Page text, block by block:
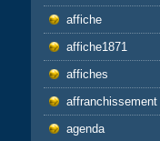
affiche
affiche1871
affiches
affranchissement
agenda